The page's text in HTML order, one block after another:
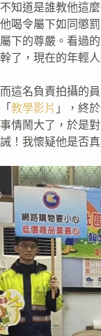
不知道是誰教他這
他喝令屬下如同懲
屬下的尊嚴。看過
幹了，現在的年輕
而這名負責拍攝的
「 教學影片 」，終
事情鬧大了，於是
誡！我懷疑他是否